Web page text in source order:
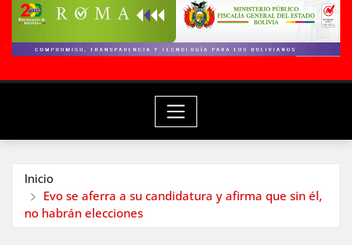
Inicio
Evo se aferra a su candidatura y afirma que sin él,
no habrán elecciones